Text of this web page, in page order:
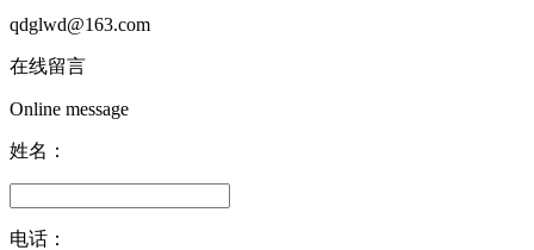
qdglwd@163.com
在线留言
Online message
姓名：
电话：